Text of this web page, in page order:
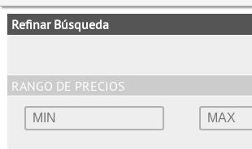
Refinar Búsqueda
RANGO DE PRECIOS